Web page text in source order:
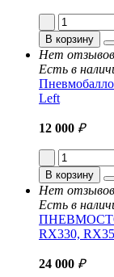
В корзину
Нет отзывов
Есть в
Left
12 000 ₽
В корзину
Нет отзывов
Есть в
RX330,
24 000 ₽